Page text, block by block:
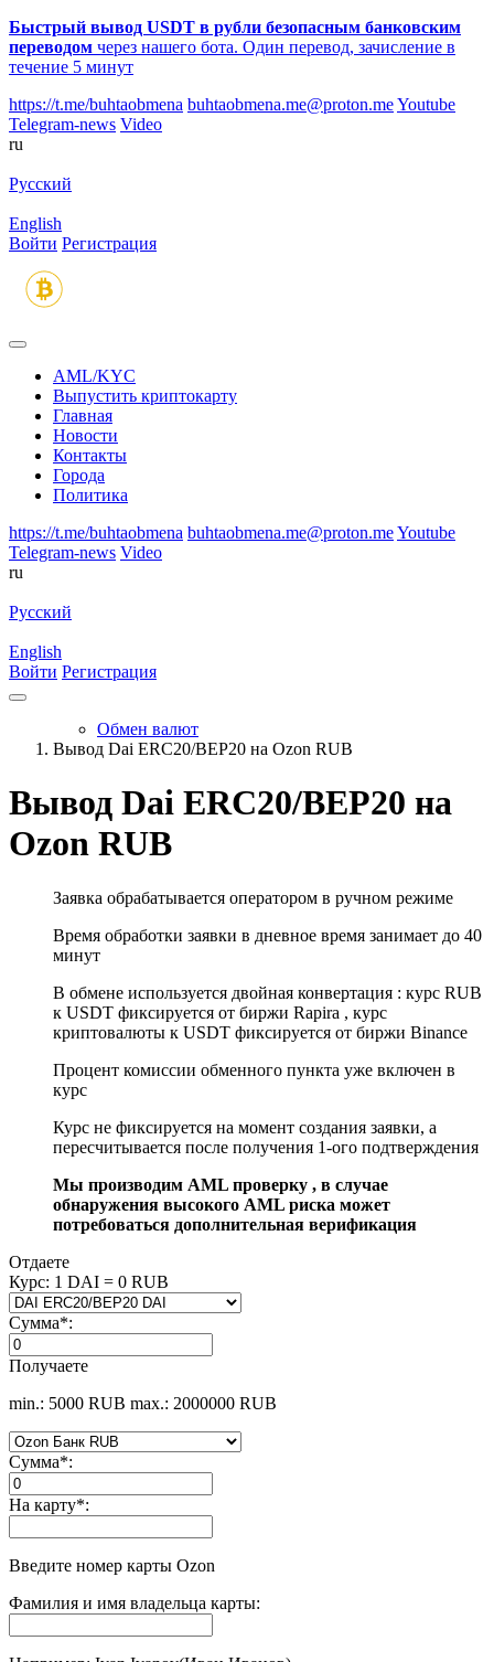
Быстрый вывод USDT в рубли безопасным банковским
переводом через нашего бота. Один перевод, зачисление в
течение 5 минут
https://t.me/buhtaobmena buhtaobmena.me@proton.meYoutube
Telegram-news Video
ru
Русский
English
Войти Регистрация
AML/KYC
Выпустить криптокарту
Главная
Новости
Контакты
Города
Политика
https://t.me/buhtaobmena buhtaobmena.me@proton.meYoutube
Telegram-news Video
ru
Русский
English
Войти Регистрация
Обмен валют
Вывод Dai ERC20/BEP20 на Ozon RUB
Вывод Dai ERC20/BEP20 на
Ozon RUB
Заявка обрабатывается оператором в ручном режиме
Время обработки заявки в дневное время занимает до 40
минут
В обмене используется двойная конвертация : курс RUB
к USDT фиксируется от биржи Rapira , курс
криптовалюты к USDT фиксируется от биржи Binance
Процент комиссии обменного пункта уже включен в
курс
Курс не фиксируется на момент создания заявки, а
пересчитывается после получения 1-ого подтверждения
Мы производим AML проверку , в случае
обнаружения высокого AML риска может
потребоваться дополнительная верификация
Отдаете
Курс: 1 DAI = 0 RUB
Сумма*:
Получаете
min.: 5000 RUB max.: 2000000 RUB
Сумма*:
На карту*:
Введите номер карты Ozon
Фамилия и имя владельца карты: